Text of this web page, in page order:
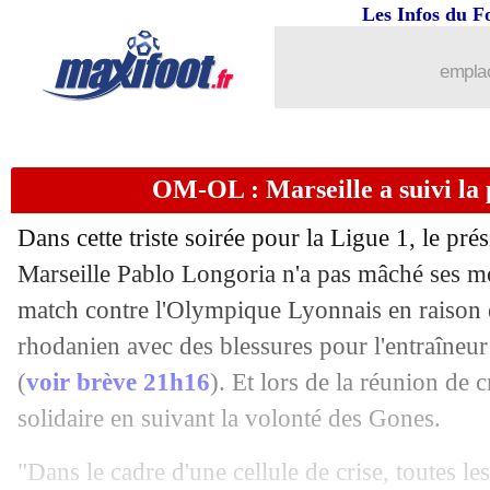
Les Infos du
OM-OL : Marseille a suivi la
Dans cette triste soirée pour la Ligue 1, le
Marseille Pablo Longoria n'a pas mâché ses
match contre l'Olympique Lyonnais en raison
rhodanien avec des blessures pour
(voir brève 21h16). Et lors de la réunion de
solidaire en suivant la volonté des Gones.
"Dans le cadre d'une cellule de crise, toutes
: aucune sanction sportive en
29/10 Lyon: 12 points de suture pour Grosso
29/10 Esp.: Morata brille, l'Atletico
29/10 VIDEO: les Lyonnais saluent leurs
29/10 Ita. : Naples accroche Milan malgré
29/10 OM-OL: Aulas accable les fans
Monaco : Fofana regrette un manque